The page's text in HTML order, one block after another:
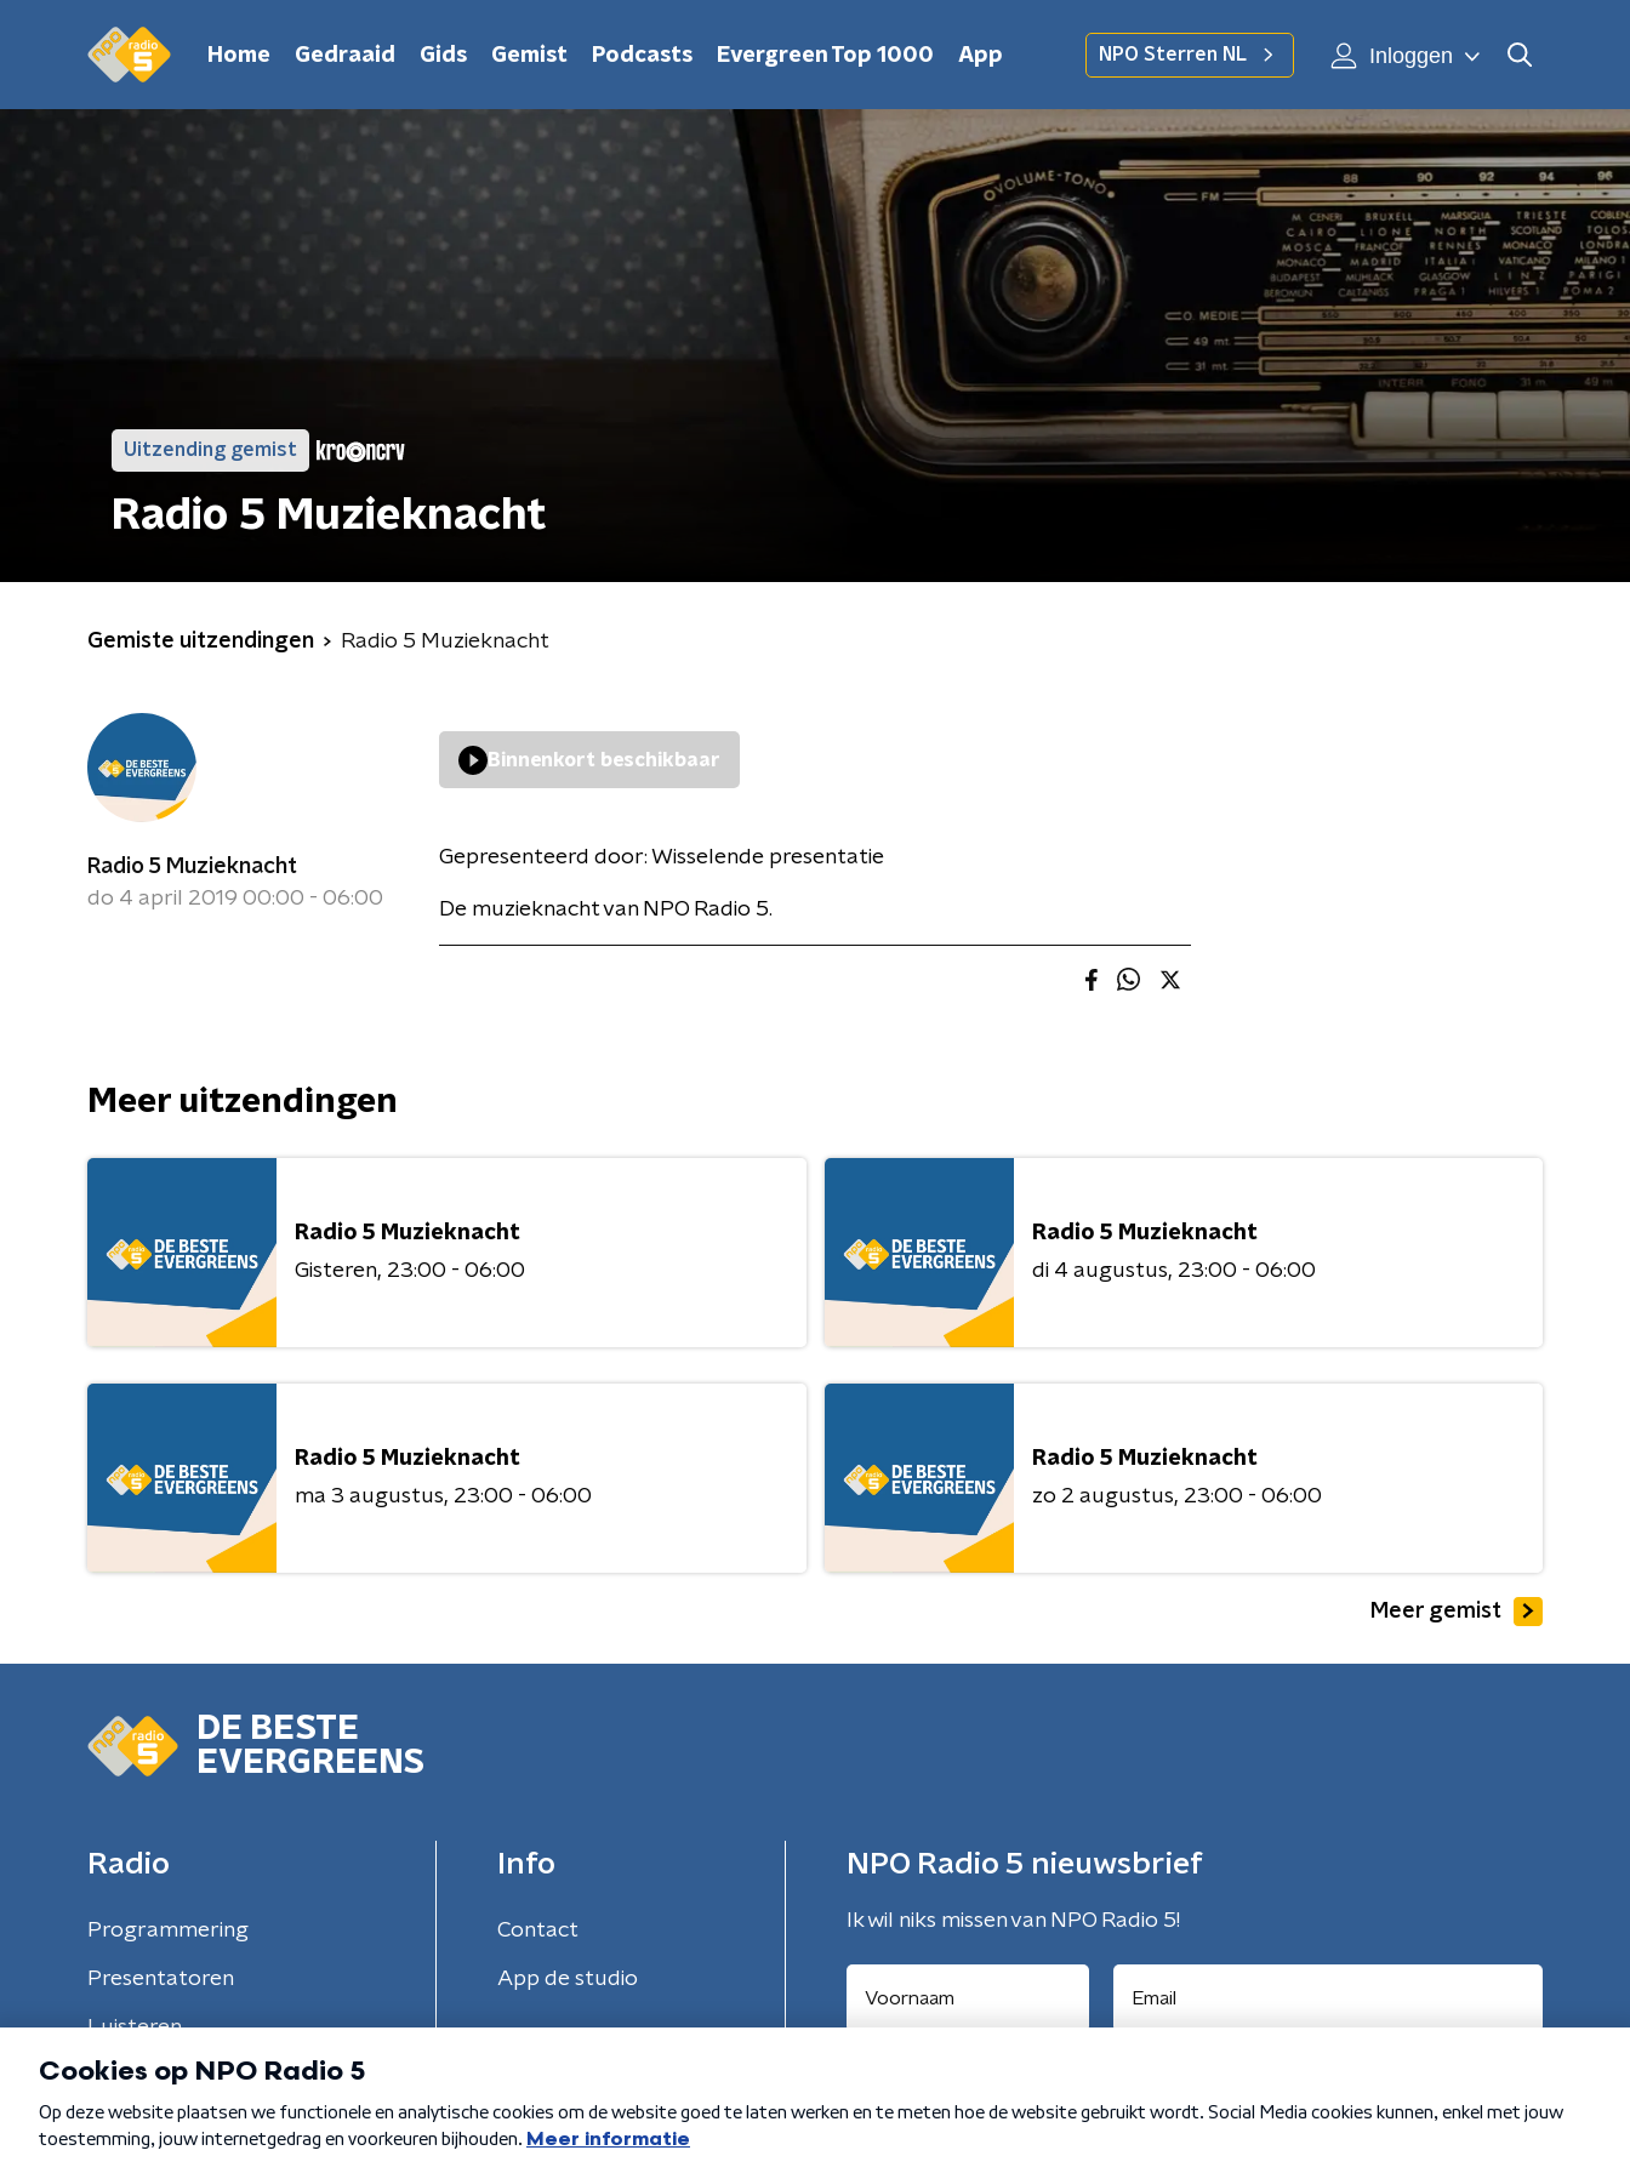
Home Gedraaid Gids Gemist Podcasts Evergreen Top 1000 App NPO Sterren NL Inloggen
Uitzending gemist
Radio 5 Muzieknacht
Gemiste uitzendingen Radio 5 Muzieknacht
Radio 5 Muzieknacht
do 4 april 2019 00:00 - 06:00
Binnenkort beschikbaar
Gepresenteerd door: Wisselende presentatie
De muzieknacht van NPO Radio 5.
Meer uitzendingen
Radio 5 Muzieknacht
Gisteren 23:00 - 06:00
Radio 5 Muzieknacht
di 4 augustus 23:00 - 06:00
Radio 5 Muzieknacht
ma 3 augustus 23:00 - 06:00
Radio 5 Muzieknacht
zo 2 augustus 23:00 - 06:00
Meer gemist
DE BESTE
EVERGREENS
Radio
Programmering
Presentatoren
Luisteren
Info
Contact
App de studio
NPO Radio 5 nieuwsbrief
Ik wil niks missen van NPO Radio 5!
Algemene voorwaarden Privacybeleid